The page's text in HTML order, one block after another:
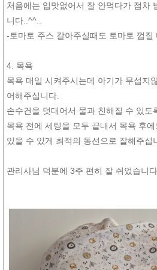
처음에는 입맛없어서 잘 안먹다가 점차
니다..^^..
-토마토 주스 갈아주실때도 토마토 껍질
4. 목욕
목욕 매일 시켜주시는데 아기가 무섭지
어해주십니다.
손수건을 덧대어서 물과 친해질 수 있도
목욕 전에 세팅을 모두 끝내서 목욕 후
있을 수 있게 최적의 동선으로 잘해주십
관리사님 덕분에 3주 편히 잘 쉬었습니